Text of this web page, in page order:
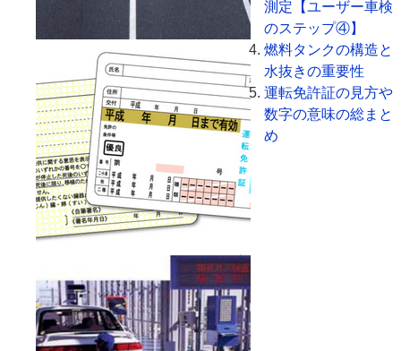
測定【ユーザー車検
のステップ④】
燃料タンクの構造と
水抜きの重要性
運転免許証の見方や
数字の意味の総まと
め